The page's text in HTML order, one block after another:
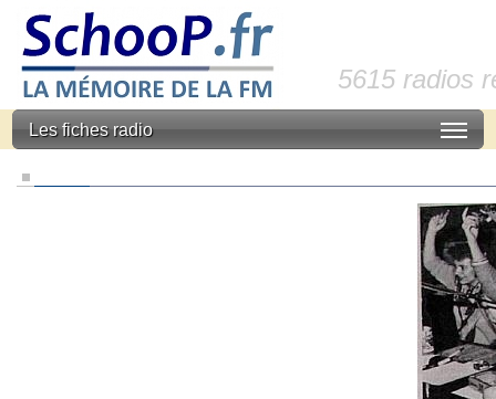
5615 radios
Les fiches radio